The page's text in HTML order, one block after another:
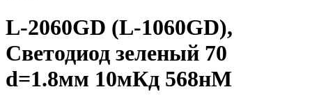
L-2060GD (L-1060GD),
Светодиод зеленый 70
d=1.8мм 10мКд 568нМ